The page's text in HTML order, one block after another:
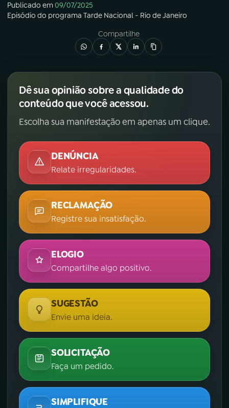
Publicado em09/07/2025
Episódio do programa Tarde Nacional - Rio de Janeiro
Compartilhe
Dê sua opinião sobre a qualidade do
conteúdo que você acessou.
Escolha sua manifestação em apenas um clique.
DENÚNCIA
Relate irregularidades.
RECLAMAÇÃO
Registre sua insatisfação.
ELOGIO
Compartilhe algo positivo.
SUGESTÃO
Envie uma ideia.
SOLICITAÇÃO
Faça um pedido.
SIMPLIFIQUE